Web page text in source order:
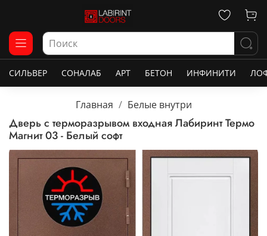
СИЛЬВЕР СОНАЛАБ АРТ БЕТОН ИНФИНИТИ
Главная Белые внутри
Дверь с терморазрывом входная Лабиринт Термо
Магнит 03 - Белый софт